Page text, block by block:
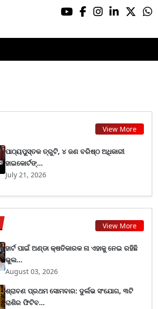
View More
ପାଠ୍ୟପୁସ୍ତକ ତ୍ରୁଟି, ୪ ଜଣ ବରିଷ୍ଠ ଅଧିକାରୀ
ହାଇକୋର୍ଟଙ୍...
July 21, 2026
View More
ହାର୍ଟ ପାଇଁ ଅଣ୍ଡା କ୍ଷତିକାରକ ନା ଏହାକୁ ନେଇ ରହିଛି
ଭୁଲ...
August 03, 2026
ଶ୍ରାବଣ ପ୍ରଥମ ସୋମବାର: ଦୁର୍ଲଭ ସଂଯୋଗ, ୩ଟି
ରାଶିର ଫିଟିବ...